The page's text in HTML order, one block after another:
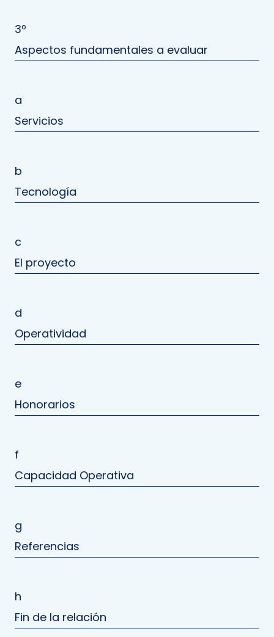
3º
Aspectos fundamentales a evaluar
a
Servicios
b
Tecnología
c
El proyecto
d
Operatividad
e
Honorarios
f
Capacidad Operativa
g
Referencias
h
Fin de la relación